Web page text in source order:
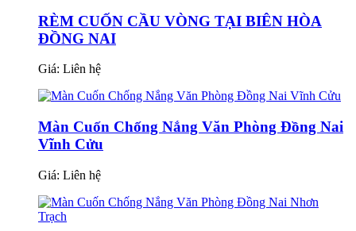
RÈM CUỐN CẦU VÒNG TẠI BIÊN HÒA
ĐỒNG NAI
Giá: Liên hệ
Màn Cuốn Chống Nắng Văn Phòng Đồng Nai
Vĩnh Cửu
Giá: Liên hệ